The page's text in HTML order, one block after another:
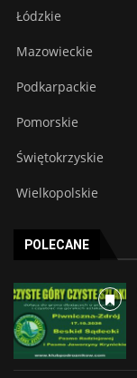
Łódzkie
Mazowieckie
Podkarpackie
Pomorskie
Świętokrzyskie
Wielkopolskie
POLECANE